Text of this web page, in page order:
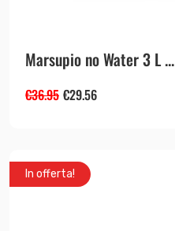
Marsupio no Water 3 L ...
€36.95 €29.56
In offerta!